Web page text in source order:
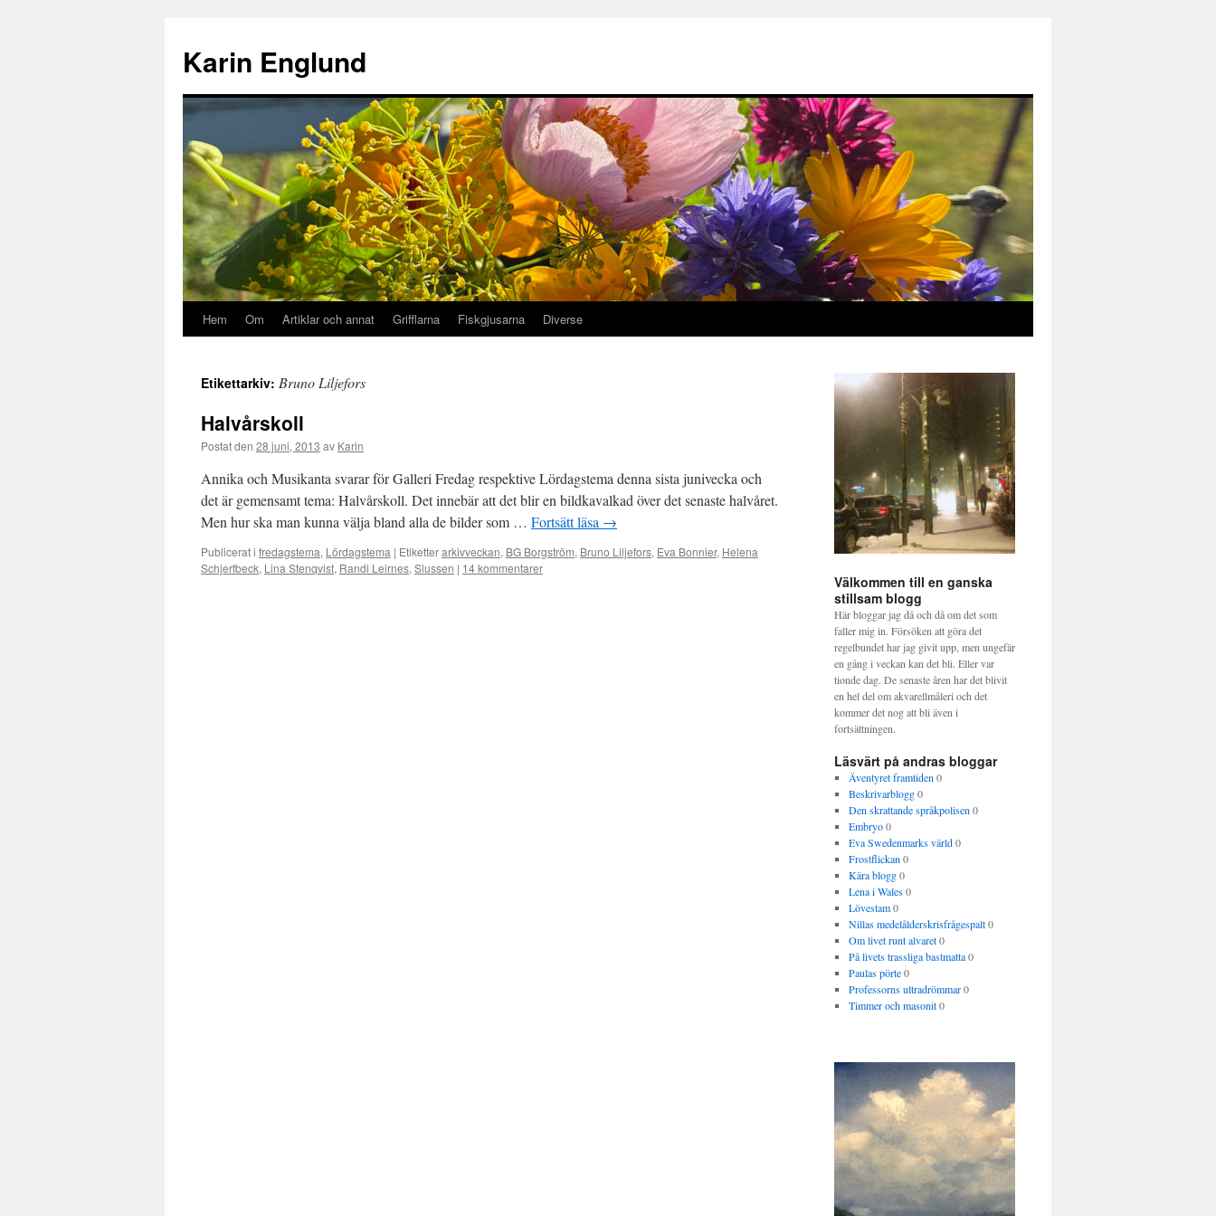
innehåll
Karin Englund
Hem Om Artiklar och annat Grifflarna Fiskgjusarna Diverse
Etikettarkiv: Bruno Liljefors
Halvårskoll
Postat den 28 juni, 2013 av Karin
Annika och Musikanta svarar för Galleri Fredag respektive Lördagstema denna sista junivecka och
det är gemensamt tema: Halvårskoll. Det innebär att det blir en bildkavalkad över det senaste halvåret.
Men hur ska man kunna välja bland alla de bilder som … Fortsätt läsa →
Publicerat i fredagstema, Lördagstema | Etiketterarkivveckan, BG Borgström, Bruno Liljefors, Eva Bonnier, Helena
Schjerfbeck, Lina Stenqvist, Randi Leirnes, Slussen | 14 kommentarer
Välkommen till en ganska
stillsam blogg
Här bloggar jag då och då om det som
faller mig in. Försöken att göra det
regelbundet har jag givit upp, men ungefär
en gång i veckan kan det bli. Eller var
tionde dag. De senaste åren har det blivit
en hel del om akvarellmåleri och det
kommer det nog att bli även i
fortsättningen.
Läsvärt på andras bloggar
Äventyret framtiden 0
Beskrivarblogg0
Den skrattande språkpolisen 0
Embryo0
Eva Swedenmarks värld0
Frostflickan 0
Kära blogg0
Lena i Wales0
Lövestam0
Nillas medelålderskrisfrågespalt0
Om livet runt alvaret0
På livets trassliga bastmatta0
Paulas pörte0
Professorns ultradrömmar0
Timmer och masonit0